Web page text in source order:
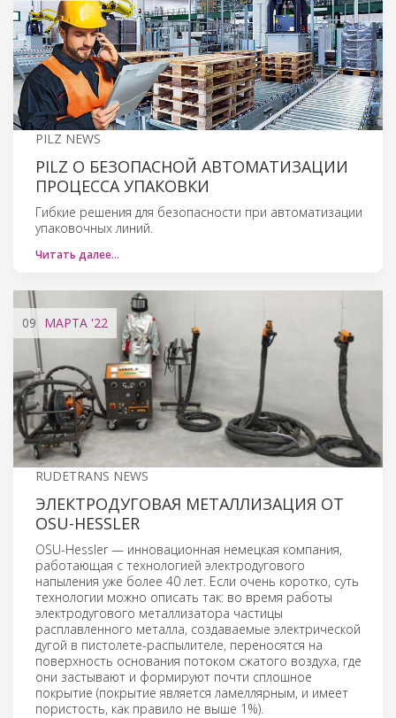
PILZ NEWS
PILZ О БЕЗОПАСНОЙ АВТОМАТИЗАЦИИ
ПРОЦЕССА УПАКОВКИ
Гибкие решения для безопасности при автоматизации
упаковочных линий.
Читать далее…
09 МАРТА '22
RUDETRANS NEWS
ЭЛЕКТРОДУГОВАЯ МЕТАЛЛИЗАЦИЯ ОТ
OSU-HESSLER
OSU-Hessler — инновационная немецкая компания,
работающая с технологией электродугового
напыления уже более 40 лет. Если очень коротко, суть
технологии можно описать так: во время работы
электродугового металлизатора частицы
расплавленного металла, создаваемые электрической
дугой в пистолете-распылителе, переносятся на
поверхность основания потоком сжатого воздуха, где
они застывают и формируют почти сплошное
покрытие (покрытие является ламеллярным, и имеет
пористость, как правило не выше 1%).